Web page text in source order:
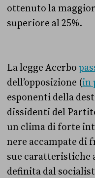
ottenuto la
superiore al 25%.
La legge Acerbo
dell’opposizione (in
esponenti della
dissidenti del
un clima di forte
nere accampate di
sue caratteristiche
definita dal